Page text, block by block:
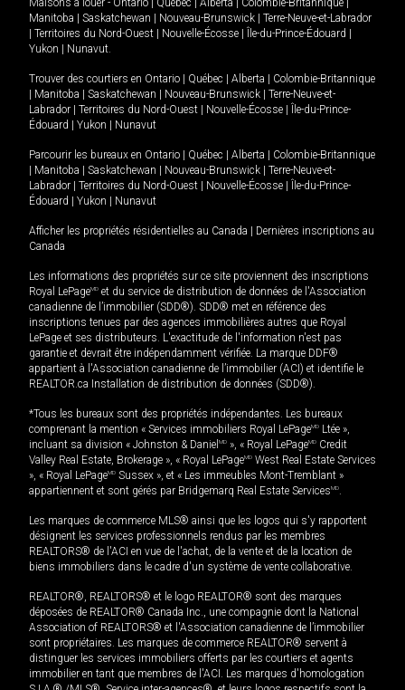
Maisons à louer - Ontario Québec Alberta Colombie-Britannique
Manitoba
Saskatchewan Nouveau-Brunswick
Terre-Neuve-et-Labrador
Territoires du Nord-Ouest Nouvelle-Écosse Île-du-Prince-Édouard
Yukon
Nunavut.
Trouver des courtiers en Ontario Québec Alberta
Colombie-Britannique
Manitoba Saskatchewan Nouveau-Brunswick
Terre-Neuve-et-
Labrador
Territoires du Nord-Ouest Nouvelle-Écosse
Île-du-Prince-
Édouard
Yukon Nunavut
Parcourir les bureaux en Ontario Québec Alberta
Colombie-Britannique
Manitoba Saskatchewan Nouveau-Brunswick
Terre-Neuve-et-
Labrador
Territoires du Nord-Ouest Nouvelle-Écosse
Île-du-Prince-
Édouard
Yukon Nunavut
Afficher les propriétés résidentielles au Canada
Dernières inscriptions au
Canada
Les informations des propriétés sur ce site proviennent des inscriptions
Royal LePageMD et du service de distribution de données de l'Association
canadienne de l’immobilier (SDD®). SDD® met en référence des
inscriptions tenues par des agences immobilières autres que Royal
LePage et ses distributeurs. L'exactitude de l'information n'est pas
garantie et devrait être indépendamment vérifiée. La marque DDF®
appartient à l'Association canadienne de l’immobilier (ACI) et identifie le
REALTOR.ca Installation de distribution de données (SDD®).
*Tous les bureaux sont des propriétés indépendantes. Les bureaux
comprenant la mention « Services immobiliers Royal LePageMD Ltée »,
incluant sa division « Johnston & Daniel MD », « Royal LePageMD Credit
Valley Real Estate, Brokerage », « Royal LePageMD West Real Estate Services
», « Royal LePageMD Sussex », et « Les immeubles Mont-Tremblant »
appartiennent et sont gérés par Bridgemarq Real Estate ServicesMD.
Les marques de commerce MLS® ainsi que les logos qui s'y rapportent
désignent les services professionnels rendus par les membres
REALTORS® de l'ACI en vue de l'achat, de la vente et de la location de
biens immobiliers dans le cadre d'un système de vente collaborative.
REALTOR®, REALTORS® et le logo REALTOR® sont des marques
déposées de REALTOR® Canada Inc., une compagnie dont la National
Association of REALTORS® et l'Association canadienne de l’immobilier
sont propriétaires. Les marques de commerce REALTOR® servent à
distinguer les services immobiliers offerts par les courtiers et agents
immobilier en tant que membres de l'ACI. Les marques d'homologation